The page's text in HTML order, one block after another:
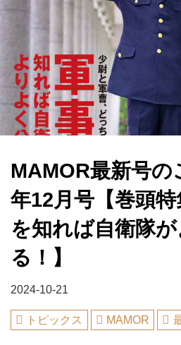
MAMOR最新号の
年12月号【巻頭
を知れば自衛隊
る！】
2024-10-21
トピックス MAMOR